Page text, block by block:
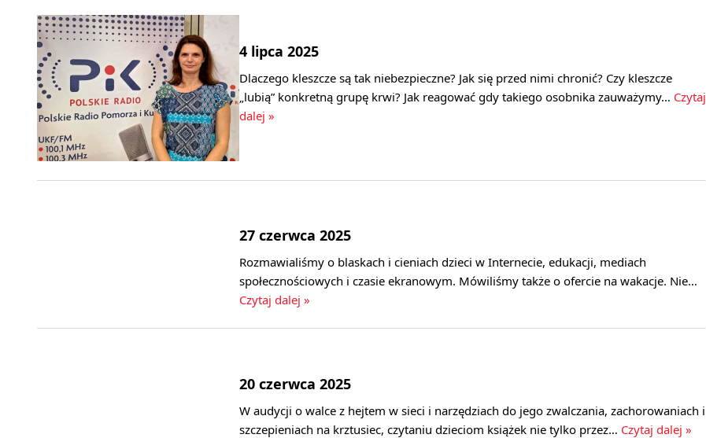
4 lipca 2025
Dlaczego kleszcze są tak niebezpieczne? Jak się przed nimi chronić? Czy kleszcze
„lubią” konkretną grupę krwi? Jak reagować gdy takiego osobnika zauważymy… Czytaj
dalej »
27 czerwca 2025
Rozmawialiśmy o blaskach i cieniach dzieci w Internecie, edukacji, mediach
społecznościowych i czasie ekranowym. Mówiliśmy także o ofercie na wakacje. Nie…
Czytaj dalej »
20 czerwca 2025
W audycji o walce z hejtem w sieci i narzędziach do jego zwalczania, zachorowaniach i
szczepieniach na krztusiec, czytaniu dzieciom książek nie tylko przez… Czytaj dalej »